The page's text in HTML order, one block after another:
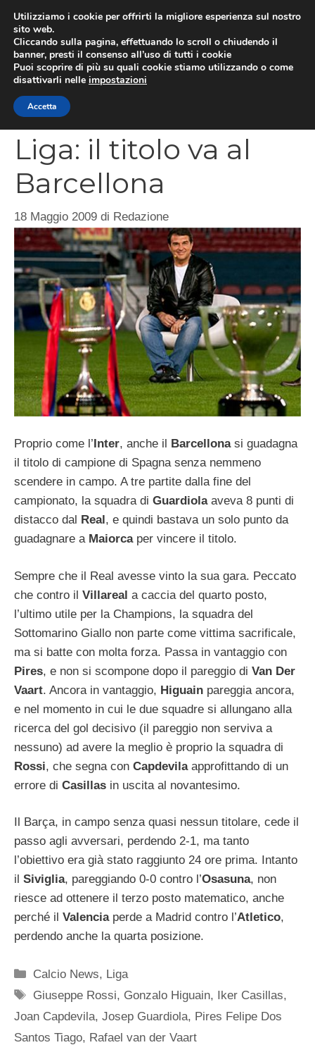
contenuto
Liga: il titolo va al
Barcellona
18 Maggio 2009 di Redazione
Proprio come l’ Inter, anche il Barcellona si guadagna
il titolo di campione di Spagna senza nemmeno
scendere in campo. A tre partite dalla fine del
campionato, la squadra di Guardiola aveva 8 punti di
distacco dal Real , e quindi bastava un solo punto da
guadagnare a Maiorca per vincere il titolo.
Sempre che il Real avesse vinto la sua gara. Peccato
che contro il Villareal a caccia del quarto posto,
l’ultimo utile per la Champions, la squadra del
Sottomarino Giallo non parte come vittima sacrificale,
ma si batte con molta forza. Passa in vantaggio con
Pires, e non si scompone dopo il pareggio di Van Der
Vaart. Ancora in vantaggio, Higuain pareggia ancora,
e nel momento in cui le due squadre si allungano alla
ricerca del gol decisivo (il pareggio non serviva a
nessuno) ad avere la meglio è proprio la squadra di
Rossi, che segna con Capdevila approfittando di un
errore di Casillas in uscita al novantesimo.
Il Barça, in campo senza quasi nessun titolare, cede il
passo agli avversari, perdendo 2-1, ma tanto
l’obiettivo era già stato raggiunto 24 ore prima. Intanto
il Siviglia, pareggiando 0-0 contro l’Osasuna, non
riesce ad ottenere il terzo posto matematico, anche
perché il Valencia perde a Madrid contro l’Atletico,
perdendo anche la quarta posizione.
Categorie
Calcio News, Liga
Tag
Giuseppe Rossi, Gonzalo Higuain, Iker Casillas,
Joan Capdevila, Josep Guardiola, Pires Felipe Dos
Santos Tiago, Rafael van der Vaart
Utilizziamo i cookie per offrirti la migliore esperienza sul nostro
sito web.
Cliccando sulla pagina, effettuando lo scroll o chiudendo il
banner, presti il consenso all’uso di tutti i cookie
Puoi scoprire di più su quali cookie stiamo utilizzando o come
disattivarli nelle impostazioni
Accetta